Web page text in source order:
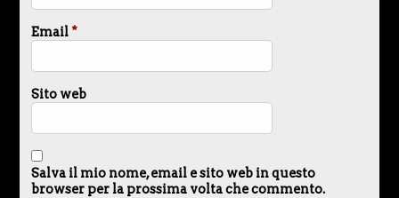
Email*
Sito web
Salva il mio nome, email e sito web in questo
browser per la prossima volta che commento.